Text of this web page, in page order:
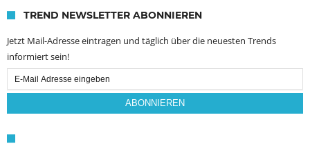
TREND NEWSLETTER ABONNIEREN
Jetzt Mail-Adresse eintragen und täglich über die neuesten Trends
informiert sein!
Email
Subscription
ABONNIEREN